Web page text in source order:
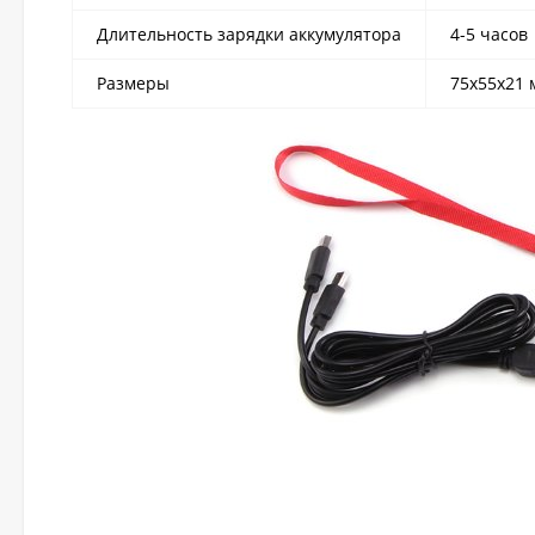
Длительность зарядки аккумулятора 4-5 часов
Размеры 75х55х21